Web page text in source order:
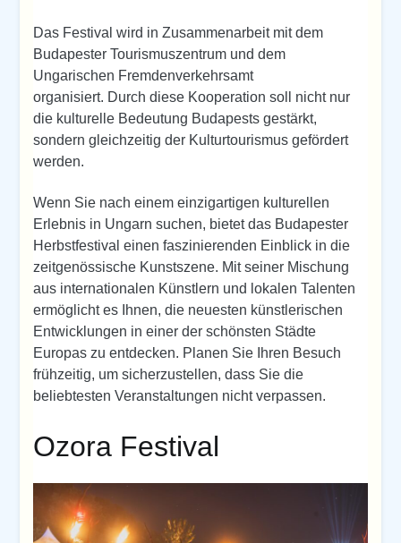
Das Festival wird in Zusammenarbeit mit dem
Budapester Tourismuszentrum und dem
Ungarischen Fremdenverkehrsamt
organisiert. Durch diese Kooperation soll nicht nur
die kulturelle Bedeutung Budapests gestärkt,
sondern gleichzeitig der Kulturtourismus gefördert
werden.
Wenn Sie nach einem einzigartigen kulturellen
Erlebnis in Ungarn suchen, bietet das Budapester
Herbstfestival einen faszinierenden Einblick in die
zeitgenössische Kunstszene. Mit seiner Mischung
aus internationalen Künstlern und lokalen Talenten
ermöglicht es Ihnen, die neuesten künstlerischen
Entwicklungen in einer der schönsten Städte
Europas zu entdecken. Planen Sie Ihren Besuch
frühzeitig, um sicherzustellen, dass Sie die
beliebtesten Veranstaltungen nicht verpassen.
Ozora Festival